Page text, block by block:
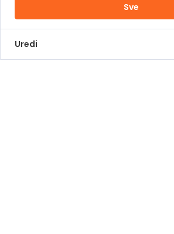
Kontakt Info
+387 62 839 000
info@pomoziba.org
Sve
Uredi